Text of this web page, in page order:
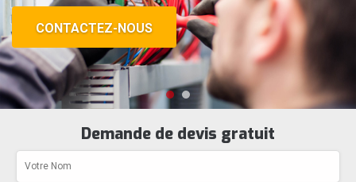
CONTACTEZ-NOUS
Demande de devis gratuit